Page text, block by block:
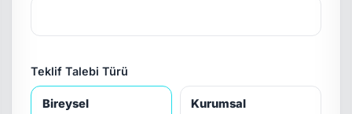
Teklif Talebi Türü
Bireysel Kurumsal